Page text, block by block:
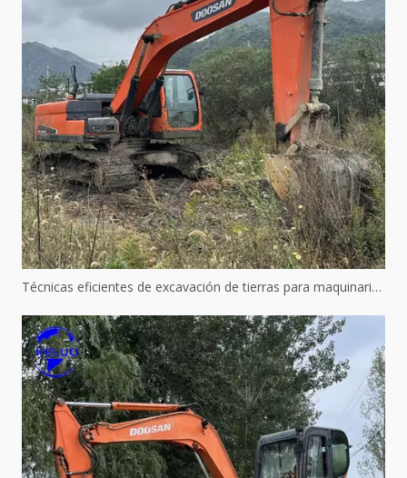
Técnicas eficientes de excavación de tierras para maquinaria hidráulica